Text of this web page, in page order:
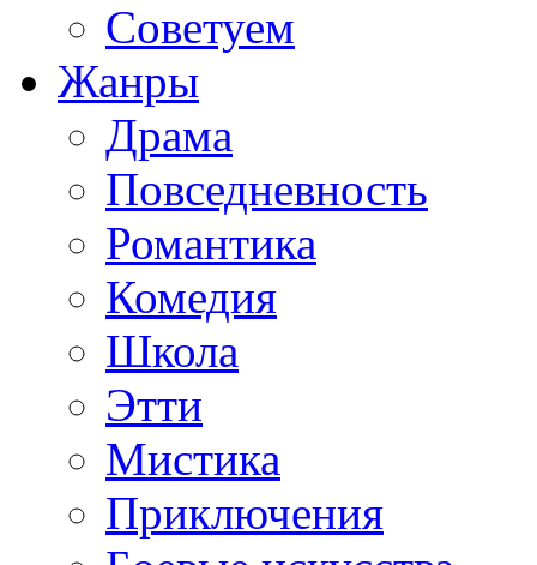
Советуем
Жанры
Драма
Повседневность
Романтика
Комедия
Школа
Этти
Мистика
Приключения